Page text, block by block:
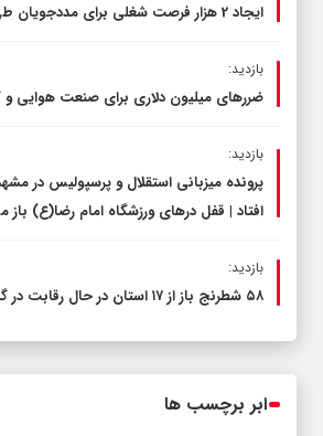
ایجاد 2 هزار فرصت شغلی برای مددجویان طی ۵ سال گذشته
بازدید:
ضررهای میلیون دلاری برای صنعت هوایی و
بازدید:
پرونده میزبانی استقلال و پرسپولیس در
افتاد | قفل در‌های ورزشگاه امام رضا(ع)
بازدید:
۵۸ شطرنج‌ باز از ۱۷ استان در حال رقابت در گلمکان
ابر برچسب ها